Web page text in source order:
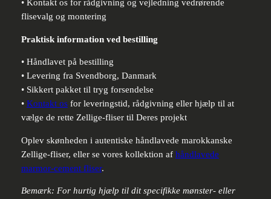
• Kontakt os for rådgivning og vejledning vedrørende
flisevalg og montering
Praktisk information ved bestilling
• Håndlavet på bestilling
• Levering fra Svendborg, Danmark
• Sikkert pakket til tryg forsendelse
• Kontakt osfor leveringstid, rådgivning eller hjælp til at
vælge de rette Zellige-fliser til Deres projekt
Oplev skønheden i autentiske håndlavede marokkanske
Zellige-fliser, eller se vores kollektion af håndlavede
marmor-cement fliser.
Bemærk: For hurtig hjælp til dit specifikke mønster- eller